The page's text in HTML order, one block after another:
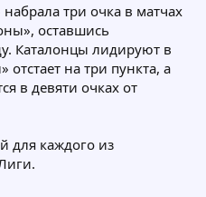
три очка в матчах
оставшись
Каталонцы лидируют в
отстает на три пункта, а
в девяти очках от
для каждого из